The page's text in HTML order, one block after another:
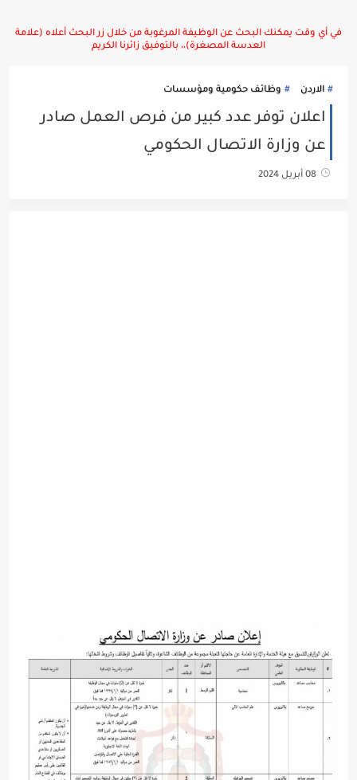
في أي وقت يمكنك البحث عن الوظيفة المرغوبة من خلال زر البحث أعلاه (علامة
العدسة المصغرة)،، بالتوفيق زائرنا الكريم
الاردن وظائف حكومية ومؤسسات
اعلان توفر عدد كبير من فرص العمل صادر
عن وزارة الاتصال الحكومي
08 أبريل 2024